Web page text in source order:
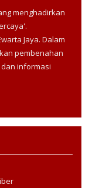
menghadirkan
Jaya. Dalam
pembenahan
informasi